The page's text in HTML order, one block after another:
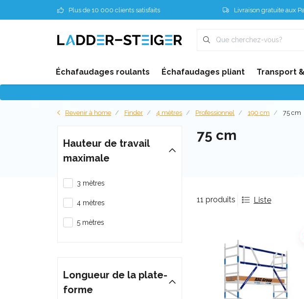
Plus de 10 000 clients satisfaits Livraison gratuite aux
Échafaudages roulants Échafaudages pliant Transport
Revenir à home Finder 4 mètres Professionnel 190 cm 75 cm
75 cm
11 produits Liste
Hauteur de travail
maximale
3 mètres
4 mètres
5 mètres
Longueur de la plate-
forme